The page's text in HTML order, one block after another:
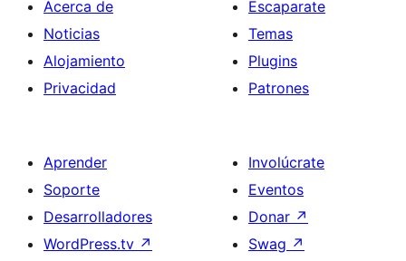
Acerca de
Noticias
Alojamiento
Privacidad
Escaparate
Temas
Plugins
Patrones
Aprender
Soporte
Desarrolladores
WordPress.tv ↗
Involúcrate
Eventos
Donar ↗
Swag ↗